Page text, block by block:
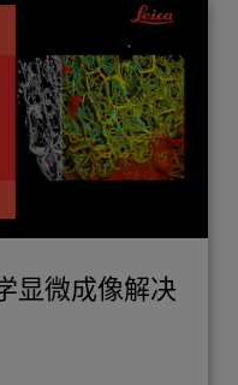
显微成像解决